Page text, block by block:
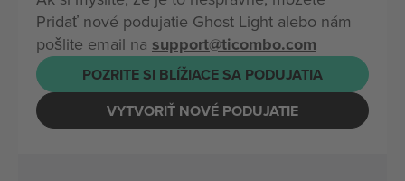
Pridať nové podujatie Ghost Light alebo nám
pošlite email na support@ticombo.com
POZRITE SI BLÍŽIACE SA PODUJATIA
VYTVORIŤ NOVÉ PODUJATIE